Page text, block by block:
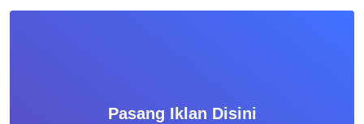
Pasang Iklan Disini